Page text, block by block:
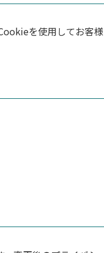
を使用してお客